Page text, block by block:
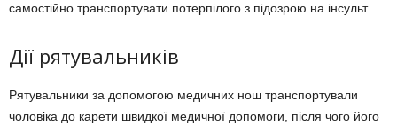
самостійно транспортувати потерпілого з підозрою на інсульт.
Дії рятувальників
Рятувальники за допомогою медичних нош транспортували
чоловіка до карети швидкої медичної допомоги, після чого його